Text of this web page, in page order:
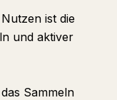
ist die
und aktiver
Sammeln